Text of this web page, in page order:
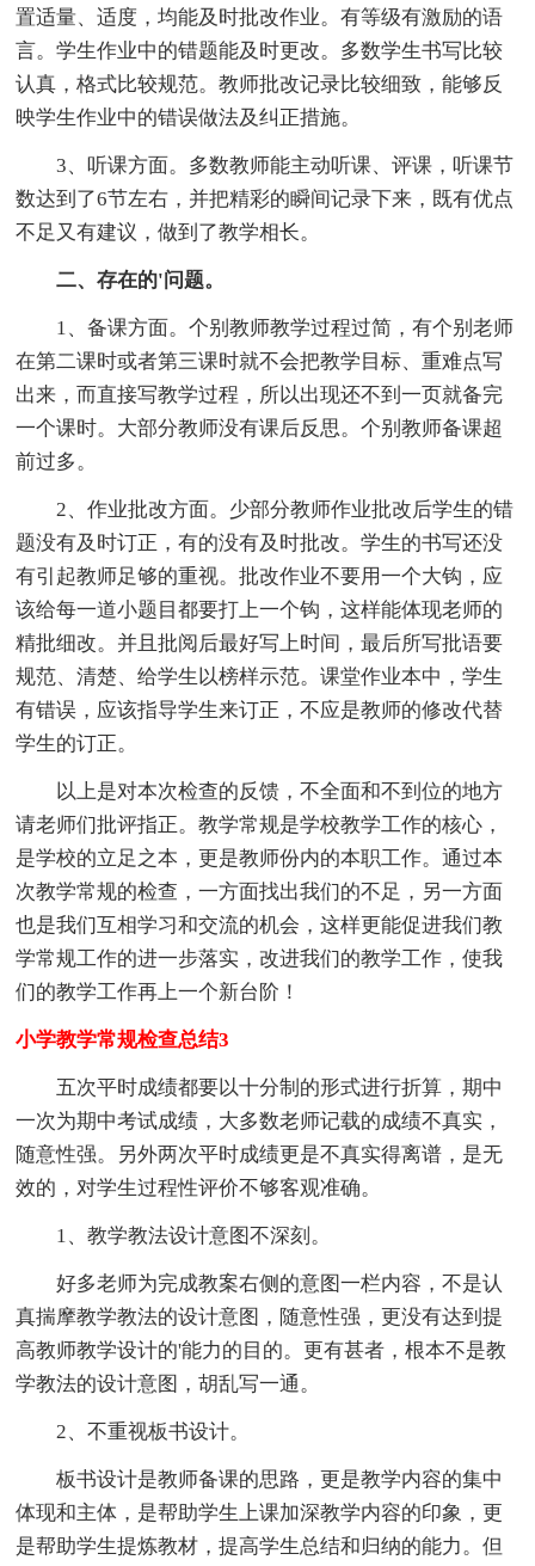
置适量、适度，均能及时批改作业。有等级有激励的语
言。学生作业中的错题能及时更改。多数学生书写比较
认真，格式比较规范。教师批改记录比较细致，能够反
映学生作业中的错误做法及纠正措施。
3、听课方面。多数教师能主动听课、评课，听课节
数达到了6节左右，并把精彩的瞬间记录下来，既有优点
不足又有建议，做到了教学相长。
二、存在的'问题。
1、备课方面。个别教师教学过程过简，有个别老师
在第二课时或者第三课时就不会把教学目标、重难点写
出来，而直接写教学过程，所以出现还不到一页就备完
一个课时。大部分教师没有课后反思。个别教师备课超
前过多。
2、作业批改方面。少部分教师作业批改后学生的错
题没有及时订正，有的没有及时批改。学生的书写还没
有引起教师足够的重视。批改作业不要用一个大钩，应
该给每一道小题目都要打上一个钩，这样能体现老师的
精批细改。并且批阅后最好写上时间，最后所写批语要
规范、清楚、给学生以榜样示范。课堂作业本中，学生
有错误，应该指导学生来订正，不应是教师的修改代替
学生的订正。
以上是对本次检查的反馈，不全面和不到位的地方
请老师们批评指正。教学常规是学校教学工作的核心，
是学校的立足之本，更是教师份内的本职工作。通过本
次教学常规的检查，一方面找出我们的不足，另一方面
也是我们互相学习和交流的机会，这样更能促进我们教
学常规工作的进一步落实，改进我们的教学工作，使我
们的教学工作再上一个新台阶！
小学教学常规检查总结3
五次平时成绩都要以十分制的形式进行折算，期中
一次为期中考试成绩，大多数老师记载的成绩不真实，
随意性强。另外两次平时成绩更是不真实得离谱，是无
效的，对学生过程性评价不够客观准确。
1、教学教法设计意图不深刻。
好多老师为完成教案右侧的意图一栏内容，不是认
真揣摩教学教法的设计意图，随意性强，更没有达到提
高教师教学设计的'能力的目的。更有甚者，根本不是教
学教法的设计意图，胡乱写一通。
2、不重视板书设计。
板书设计是教师备课的思路，更是教学内容的集中
体现和主体，是帮助学生上课加深教学内容的印象，更
是帮助学生提炼教材，提高学生总结和归纳的能力。但